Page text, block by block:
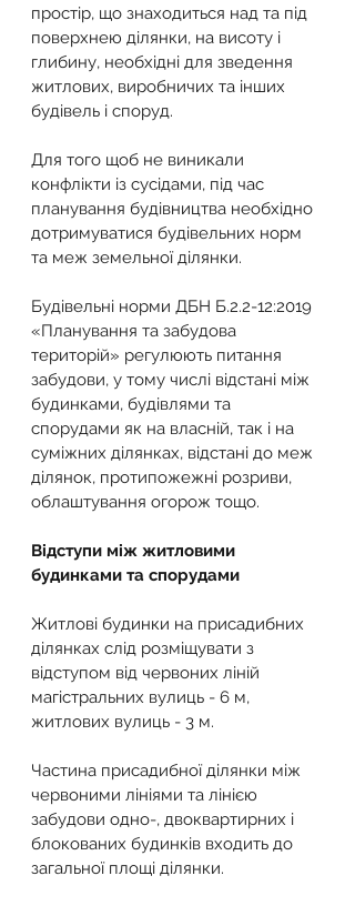
простір, що знаходиться над та під
поверхнею ділянки, на висоту і
глибину, необхідні для зведення
житлових, виробничих та інших
будівель і споруд.
Для того щоб не виникали
конфлікти із сусідами, під час
планування будівництва необхідно
дотримуватися будівельних норм
та меж земельної ділянки.
Будівельні норми ДБН Б.2.2-12:2019
«Планування та забудова
територій» регулюють питання
забудови, у тому числі відстані між
будинками, будівлями та
спорудами як на власній, так і на
суміжних ділянках, відстані до меж
ділянок, протипожежні розриви,
облаштування огорож тощо.
Відступи між житловими
будинками та спорудами
Житлові будинки на присадибних
ділянках слід розміщувати з
відступом від червоних ліній
магістральних вулиць - 6 м,
житлових вулиць - 3 м.
Частина присадибної ділянки між
червоними лініями та лінією
забудови одно-, двоквартирних і
блокованих будинків входить до
загальної площі ділянки.